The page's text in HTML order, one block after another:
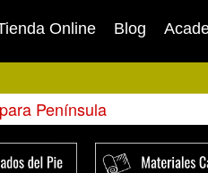
Online Blog
Península